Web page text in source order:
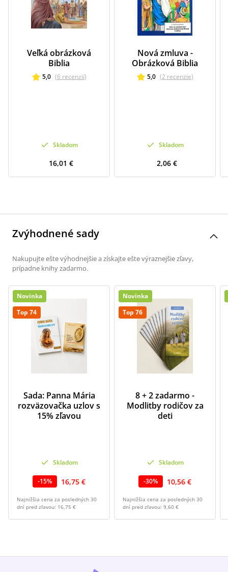
Veľká obrázková
Biblia
5,0 (6 recenzií)
Skladom
16,01 €
Nová zmluva -
Obrázková Biblia
5,0 (2 recenzie)
Skladom
2,06 €
Zvýhodnené sady
Nakupujte ešte výhodnejšie a získajte ešte výraznejšie zľavy,
prípadne knihy zadarmo.
Novinka
Top 74
Sada: Panna Mária
rozväzovačka uzlov s
15% zľavou
Skladom
-15% 16,75 €
Najnižšia cena za posledných 30
dní pred zľavou: 16,75 €
Novinka
Top 76
8 + 2 zadarmo -
Modlitby rodičov za
deti
Skladom
-30% 10,56 €
Najnižšia cena za posledných 30
dní pred zľavou: 9,60 €